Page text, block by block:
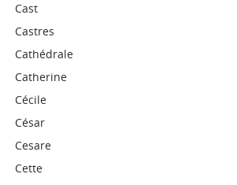
Cast
Castres
Cathédrale
Catherine
Cécile
César
Cesare
Cette